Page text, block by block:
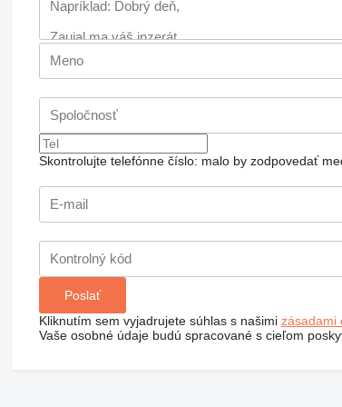
Skontrolujte telefónne číslo: malo by zodpovedať
Kliknutím sem vyjadrujete súhlas s našimi zásadami
Vaše osobné údaje budú spracované s cieľom